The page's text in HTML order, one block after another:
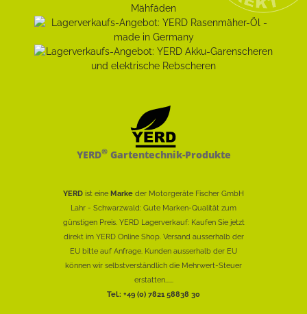
YERD®Gartentechnik-Produkte
YERD ist eine Marke der Motorgeräte Fischer GmbH
Lahr - Schwarzwald: Gute Marken-Qualität zum
günstigen Preis. YERD Lagerverkauf: Kaufen Sie jetzt
direkt im YERD Online Shop. Versand ausserhalb der
EU bitte auf Anfrage. Kunden ausserhalb der EU
können wir selbstverständlich die Mehrwert-Steuer
erstatten......
Tel.: +49 (0) 7821 58838 30